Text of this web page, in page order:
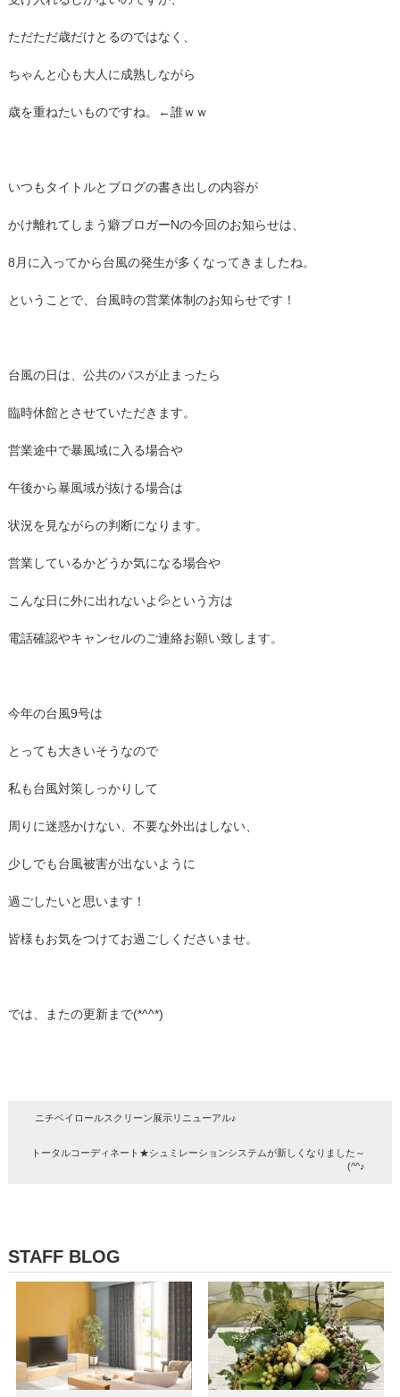
ただただ歳だけとるのではなく、
ちゃんと心も大人に成熟しながら
歳を重ねたいものですね。←誰ｗｗ
いつもタイトルとブログの書き出しの内容が
かけ離れてしまう癖ブロガーNの今回のお知らせは、
8月に入ってから台風の発生が多くなってきましたね。
ということで、台風時の営業体制のお知らせです！
台風の日は、公共のバスが止まったら
臨時休館とさせていただきます。
営業途中で暴風域に入る場合や
午後から暴風域が抜ける場合は
状況を見ながらの判断になります。
営業しているかどうか気になる場合や
こんな日に外に出れないよ💦という方は
電話確認やキャンセルのご連絡お願い致します。
今年の台風9号は
とっても大きいそうなので
私も台風対策しっかりして
周りに迷惑かけない、不要な外出はしない、
少しでも台風被害が出ないように
過ごしたいと思います！
皆様もお気をつけてお過ごしくださいませ。
では、またの更新まで(*^^*)
ニチベイロールスクリーン展示リニューアル♪
トータルコーディネート★シュミレーションシステムが新しくなりました～
(^^♪
STAFF BLOG